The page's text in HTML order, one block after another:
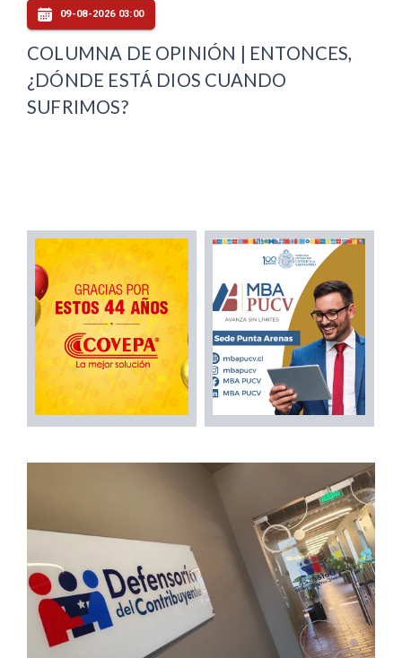
09-08-2026 03:00
COLUMNA DE OPINIÓN | ENTONCES,
¿DÓNDE ESTÁ DIOS CUANDO
SUFRIMOS?